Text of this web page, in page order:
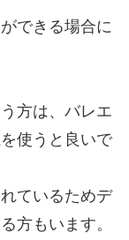
できる場合に
方は、バレエ
使うと良いで
ているためデ
方もいます。